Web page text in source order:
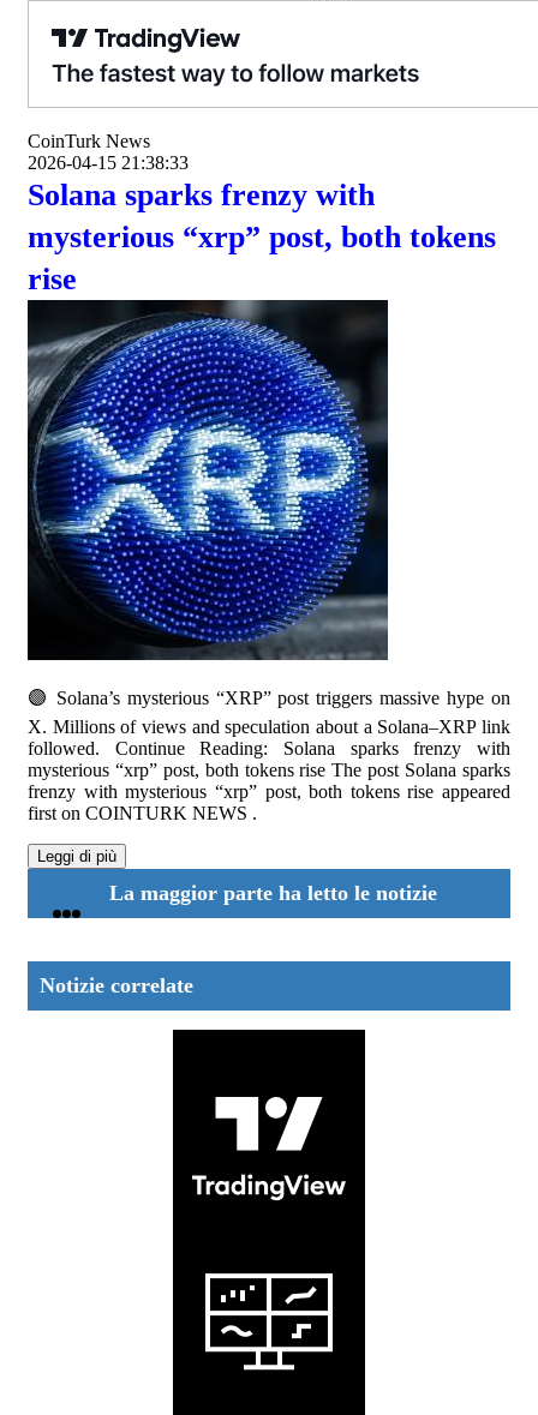
CoinTurk News
2026-04-15 21:38:33
Solana sparks frenzy with
mysterious “xrp” post, both tokens
rise
🟣 Solana’s mysterious “XRP” post triggers massive hype on
X. Millions of views and speculation about a Solana–XRP link
followed. Continue Reading: Solana sparks frenzy with
mysterious “xrp” post, both tokens rise The post Solana sparks
frenzy with mysterious “xrp” post, both tokens rise appeared
first on COINTURK NEWS .
Leggi di più
La maggior parte ha letto le notizie
Notizie correlate